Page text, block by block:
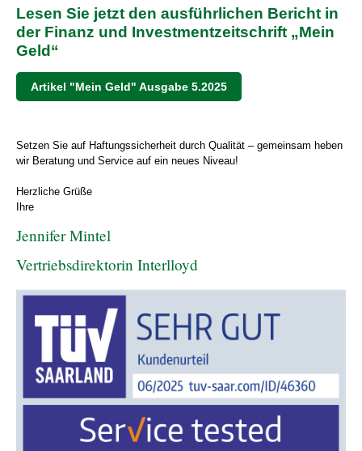
Lesen Sie jetzt den ausführlichen Bericht in
der Finanz und Investmentzeitschrift „Mein
Geld“
Artikel "Mein Geld" Ausgabe 5.2025
Setzen Sie auf Haftungssicherheit durch Qualität – gemeinsam heben
wir Beratung und Service auf ein neues Niveau!
Herzliche Grüße
Ihre
Jennifer Mintel
Vertriebsdirektorin Interlloyd